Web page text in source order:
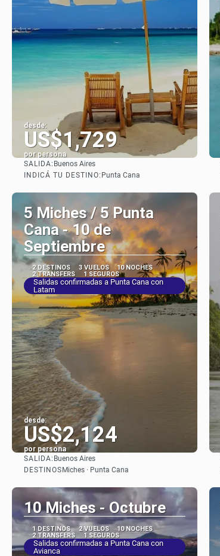
desde:
US$1,729
por persona
SALIDA: Buenos Aires
INDICÁ TU DESTINO: Punta Cana
5 Miches / 5 Punta
Cana - 10 de
Septiembre
2 DESTINOS 3 VUELOS
10 NOCHES
2 TRANSFERS
1 SEGUROS
Salidas confirmadas a Punta Cana con
Latam
desde:
US$2,124
por persona
SALIDA: Buenos Aires
DESTINOS Miches · Punta Cana
10 Miches - Octubre
1 DESTINOS 2 VUELOS
10 NOCHES
2 TRANSFERS
1 SEGUROS
Salidas confirmadas a Punta Cana con
Avianca